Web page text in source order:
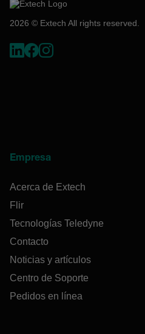
2026 © Extech All rights reserved.
Empresa
Acerca de Extech
Flir
Tecnologías Teledyne
Contacto
Noticias y artículos
Centro de Soporte
Pedidos en línea